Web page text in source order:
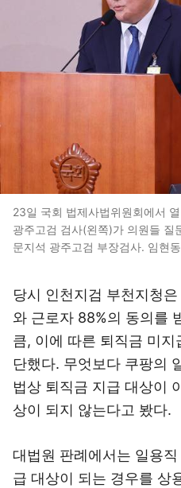
23일 국회 법제사법위원회에서
광주고검 검사(왼쪽)가 의원들 질
문지석 광주고검 부장검사. 임현
당시 인천지검 부천지청
와 근로자 88%의 동의를
큼, 이에 따른 퇴직금 미
단했다. 무엇보다 쿠팡의
법상 퇴직금 지급 대상이
상이 되지 않는다고 봤다.
대법원 판례에서는 일용
급 대상이 되는 경우를 상